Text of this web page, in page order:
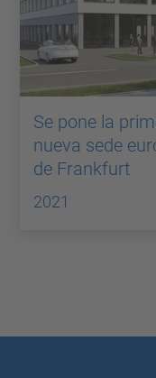
Se pone la
nueva sede
de Frankfurt
2021